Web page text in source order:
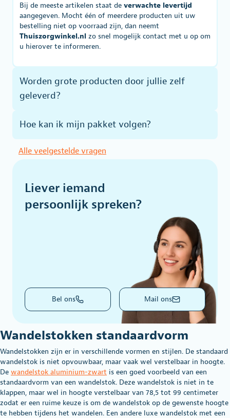
Bij de meeste artikelen staat de verwachte levertijd
aangegeven. Mocht één of meerdere producten uit uw
bestelling niet op voorraad zijn, dan neemt
Thuiszorgwinkel.nl zo snel mogelijk contact met u op om
u hierover te informeren.
Worden grote producten door jullie zelf
geleverd?
Hoe kan ik mijn pakket volgen?
Alle veelgestelde vragen
Liever iemand
persoonlijk spreken?
Bel ons Mail ons
Wandelstokken standaardvorm
Wandelstokken zijn er in verschillende vormen en stijlen. De standaard
wandelstok is niet opvouwbaar, maar vaak wel verstelbaar in hoogte.
De wandelstok aluminium-zwart is een goed voorbeeld van een
standaardvorm van een wandelstok. Deze wandelstok is niet in te
klappen, maar wel in hoogte verstelbaar van 78,5 tot 99 centimeter
zodat er een ruime keuze is om de wandelstok op de gewenste hoogte
te hebben tijdens het wandelen. Een andere luxe wandelstok met een